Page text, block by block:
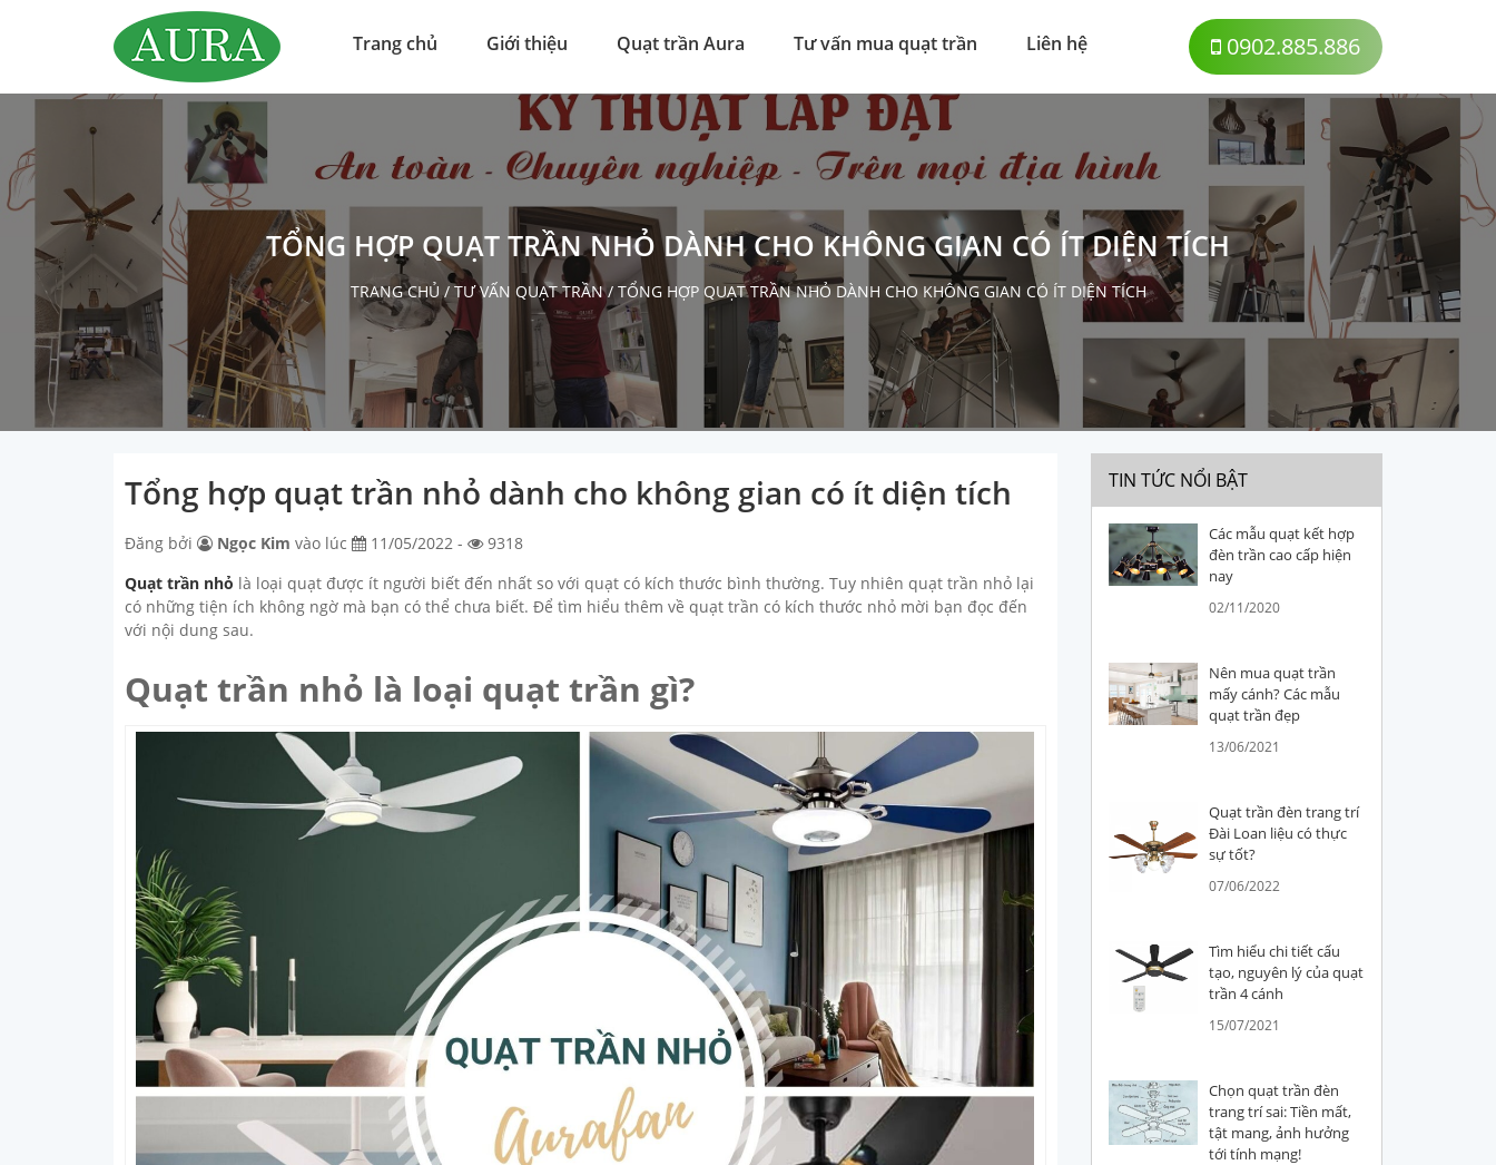
Trang chủ Giới thiệu Quạt trần Aura Tư vấn mua quạt trần Liên hệ 0902.885.886
TỔNG HỢP QUẠT TRẦN NHỎ DÀNH CHO KHÔNG GIAN CÓ ÍT DIỆN TÍCH
TRANG CHỦ/TƯ VẤN QUẠT TRẦN/ TỔNG HỢP QUẠT TRẦN NHỎ DÀNH CHO KHÔNG GIAN CÓ ÍT DIỆN TÍCH
Tổng hợp quạt trần nhỏ dành cho không gian có ít diện tích
Đăng bởi Ngọc Kim vào lúc 11/05/2022 -
9318
Quạt trần nhỏ là loại quạt được ít người biết đến nhất so với quạt có kích thước bình thường. Tuy nhiên quạt trần nhỏ lại
có những tiện ích không ngờ mà bạn có thể chưa biết. Để tìm hiểu thêm về quạt trần có kích thước nhỏ mời bạn đọc đến
với nội dung sau.
Quạt trần nhỏ là loại quạt trần gì?
TIN TỨC NỔI BẬT
Các mẫu quạt kết hợp
đèn trần cao cấp hiện
nay
02/11/2020
Nên mua quạt trần
mấy cánh? Các mẫu
quạt trần đẹp
13/06/2021
Quạt trần đèn trang trí
Đài Loan liệu có thực
sự tốt?
07/06/2022
Tìm hiểu chi tiết cấu
tạo, nguyên lý của quạt
trần 4 cánh
15/07/2021
Chọn quạt trần đèn
trang trí sai: Tiền mất,
tật mang, ảnh hưởng
tới tính mạng!